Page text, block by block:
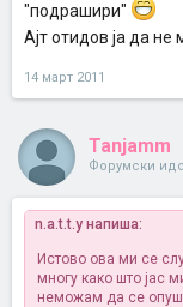
"подрашири"
Ајт отидов ја да не
14 март 2011
Tanjamm
Форумски
n.a.t.t.y напиша:
Истово ова ми се
многу како што јас
неможам да се